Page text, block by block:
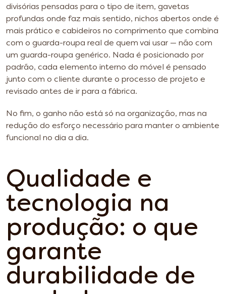
divisórias pensadas para o tipo de item, gavetas
profundas onde faz mais sentido, nichos abertos onde é
mais prático e cabideiros no comprimento que combina
com o guarda-roupa real de quem vai usar — não com
um guarda-roupa genérico. Nada é posicionado por
padrão, cada elemento interno do móvel é pensado
junto com o cliente durante o processo de projeto e
revisado antes de ir para a fábrica.
No fim, o ganho não está só na organização, mas na
redução do esforço necessário para manter o ambiente
funcional no dia a dia.
Qualidade e
tecnologia na
produção: o que
garante
durabilidade de